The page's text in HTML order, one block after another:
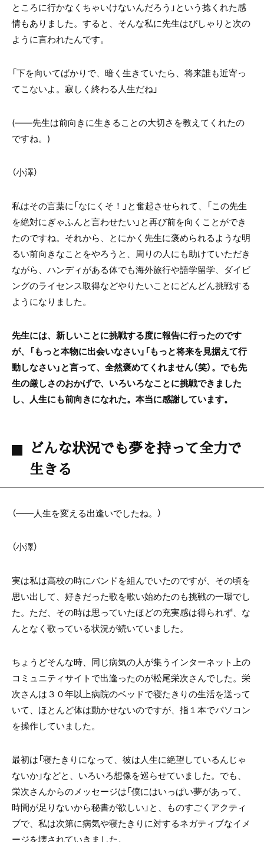
ところに行かなくちゃいけないんだろう」という捻くれた感
情もありました。すると、そんな私に先生はぴしゃりと次の
ように言われたんです。
「下を向いてばかりで、暗く生きていたら、将来誰も近寄っ
てこないよ。寂しく終わる人生だね」
(――先生は前向きに生きることの大切さを教えてくれたの
ですね。 )
（小澤）
私はその言葉に「なにくそ！」と奮起させられて、「この先生
を絶対にぎゃふんと言わせたい」と再び前を向くことができ
たのですね。それから、とにかく先生に褒められるような明
るい前向きなことをやろうと、周りの人にも助けていただき
ながら、ハンディがある体でも海外旅行や語学留学、ダイビ
ングのライセンス取得などやりたいことにどんどん挑戦する
ようになりました。
先生には、新しいことに挑戦する度に報告に行ったのです
が、「もっと本物に出会いなさい」「もっと将来を見据えて行
動しなさい」と言って、全然褒めてくれません（笑）。でも先
生の厳しさのおかげで、いろいろなことに挑戦できました
し、人生にも前向きになれた。本当に感謝しています。
どんな状況でも夢を持って全力で
生きる
（――人生を変える出逢いでしたね。）
（小澤）
実は私は高校の時にバンドを組んでいたのですが、その頃を
思い出して、好きだった歌を歌い始めたのも挑戦の一環でし
た。ただ、その時は思っていたほどの充実感は得られず、な
んとなく歌っている状況が続いていました。
ちょうどそんな時、同じ病気の人が集うインターネット上の
コミュニティサイトで出逢ったのが松尾栄次さんでした。栄
次さんは３０年以上病院のベッドで寝たきりの生活を送って
いて、ほとんど体は動かせないのですが、指１本でパソコン
を操作していました。
最初は「寝たきりになって、彼は人生に絶望しているんじゃ
ないか」などと、いろいろ想像を巡らせていました。でも、
栄次さんからのメッセージは「僕にはいっぱい夢があって、
時間が足りないから秘書が欲しい」と、ものすごくアクティ
ブで、私は次第に病気や寝たきりに対するネガティブなイメ
ージを壊されていきました。